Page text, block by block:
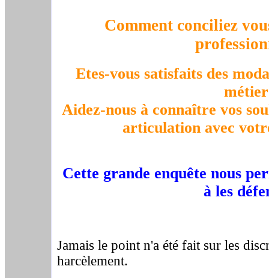
Comment conciliez
Etes-vous satisfaits des
Aidez-nous à connaître vos
articulation avec
Cette grande enquête nous
à les
Jamais le point n'a été fait sur les
harcèlement.